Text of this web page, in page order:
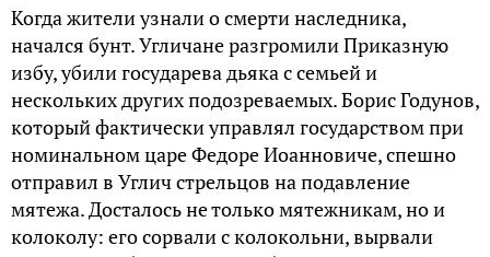
Когда жители узнали о смерти наследника,
начался бунт. Угличане разгромили Приказную
избу, убили государева дьяка с семьей и
нескольких других подозреваемых. Борис Годунов,
который фактически управлял государством при
номинальном царе Федоре Иоанновиче, спешно
отправил в Углич стрельцов на подавление
мятежа. Досталось не только мятежникам, но и
колоколу: его сорвали с колокольни, вырвали